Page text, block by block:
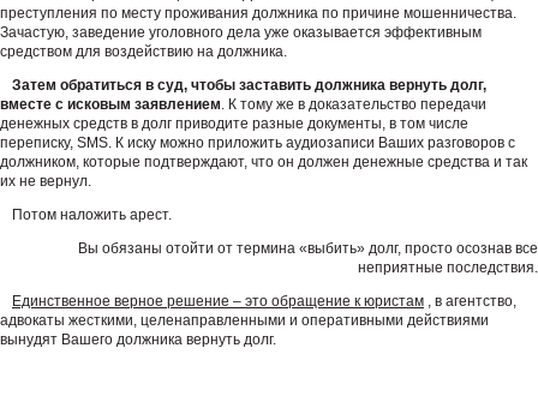
преступления по месту проживания должника по причине мошенничества.
Зачастую, заведение уголовного дела уже оказывается эффективным
средством для воздействию на должника.
Затем обратиться в суд, чтобы заставить должника вернуть долг,
вместе с исковым заявлением. К тому же в доказательство передачи
денежных средств в долг приводите разные документы, в том числе
переписку, SMS. К иску можно приложить аудиозаписи Ваших разговоров с
должником, которые подтверждают, что он должен денежные средства и так
их не вернул.
Потом наложить арест.
Вы обязаны отойти от термина «выбить» долг, просто осознав все
неприятные последствия.
Единственное верное решение – это обращение к юристам , в агентство,
адвокаты жесткими, целенаправленными и оперативными действиями
вынудят Вашего должника вернуть долг.